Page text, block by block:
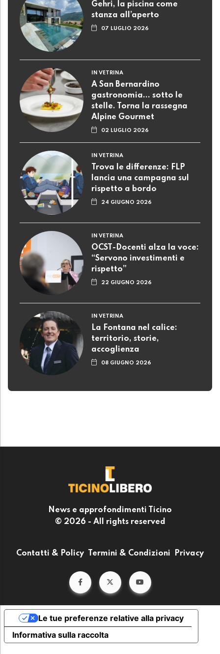
Gehri, la piscina come
stanza all’aperto
07 LUGLIO 2026
IN VETRINA
A San Bernardino
gastronomia... sotto le
stelle. Torna la rassegna
Alpine Gourmet
02 LUGLIO 2026
IN VETRINA
Trova le differenze: FLP
lancia una campagna sul
rispetto a bordo
24 GIUGNO 2026
IN VETRINA
OCST-Docenti alza la voce:
“Servono investimenti e
rispetto”
22 GIUGNO 2026
IN VETRINA
La Fontana nel calice:
territorio, storie,
accoglienza
08 GIUGNO 2026
News e approfondimenti Ticino
© 2026 - All rights reserved
Contatti & Policy Termini & Condizioni Privacy
Informativa sulla raccolta
Le tue preferenze relative alla privacy